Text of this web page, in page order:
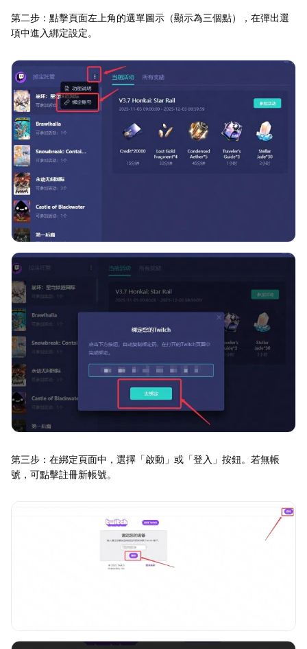
第二步：點擊頁面左上角的選單圖示（顯示為三個點），在彈出選
項中進入綁定設定。
第三步：在綁定頁面中，選擇「啟動」或「登入」按鈕。若無帳
號，可點擊註冊新帳號。